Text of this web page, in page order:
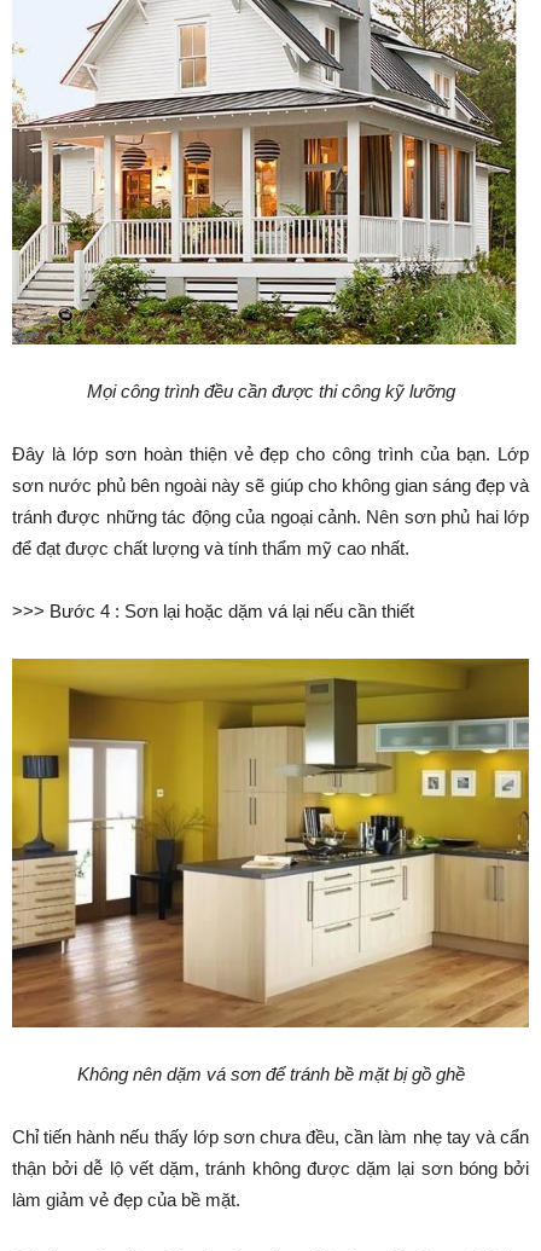
Mọi công trình đều cần được thi công kỹ lưỡng
Đây là lớp sơn hoàn thiện vẻ đẹp cho công trình của bạn. Lớp
sơn nước phủ bên ngoài này sẽ giúp cho không gian sáng đẹp và
tránh được những tác động của ngoại cảnh. Nên sơn phủ hai lớp
để đạt được chất lượng và tính thẩm mỹ cao nhất.
>>> Bước 4 : Sơn lại hoặc dặm vá lại nếu cần thiết
Không nên dặm vá sơn để tránh bề mặt bị gồ ghề
Chỉ tiến hành nếu thấy lớp sơn chưa đều, cần làm nhẹ tay và cẩn
thận bởi dễ lộ vết dặm, tránh không được dặm lại sơn bóng bởi
làm giảm vẻ đẹp của bề mặt.